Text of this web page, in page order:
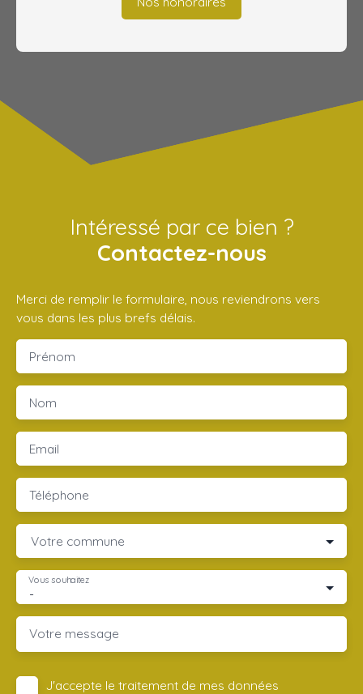
Intéressé par ce bien ?
Contactez-nous
Merci de remplir le formulaire, nous reviendrons vers
vous dans les plus brefs délais.
Prénom
Nom
Email
Téléphone
Votre commune
-
Vous souhaitez
Votre message
J'accepte le traitement de mes données